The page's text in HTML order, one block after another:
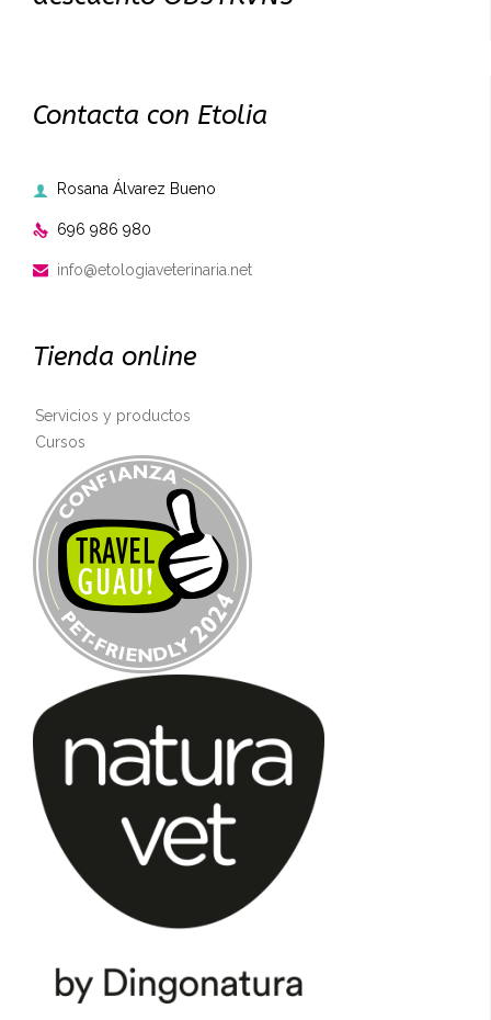
Contacta con Etolia
 Rosana Álvarez Bueno
 696 986 980
 info@etologiaveterinaria.net
Tienda online
Servicios y productos
Cursos